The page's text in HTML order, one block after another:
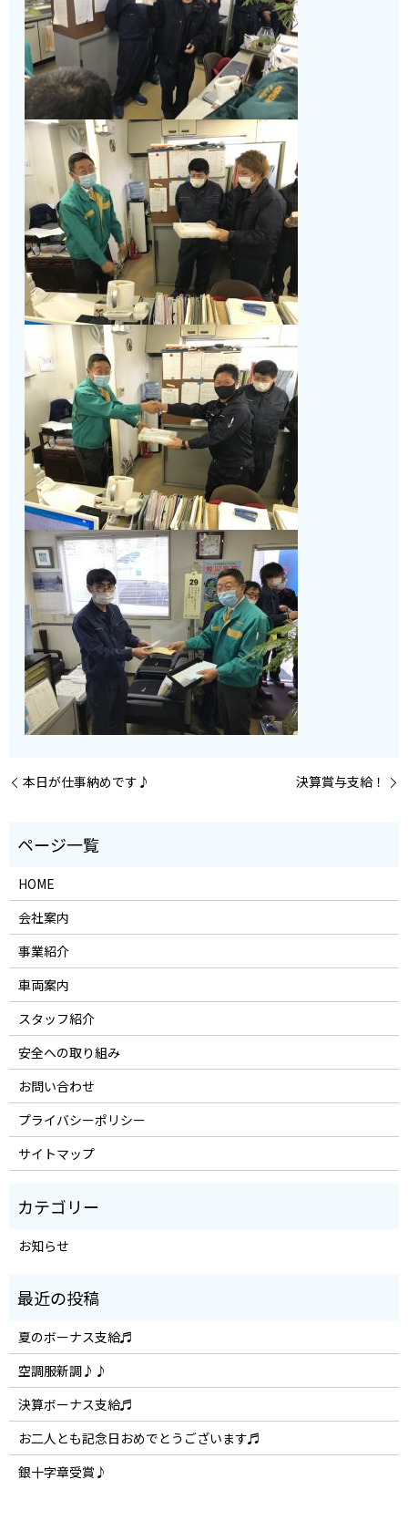
本日が仕事納めです♪ 決算賞与支給！
HOME
会社案内
事業紹介
車両案内
スタッフ紹介
安全への取り組み
お問い合わせ
プライバシーポリシー
サイトマップ
お知らせ
夏のボーナス支給♬
空調服新調♪♪
決算ボーナス支給♬
お二人とも記念日おめでとうございます♬
銀十字章受賞♪